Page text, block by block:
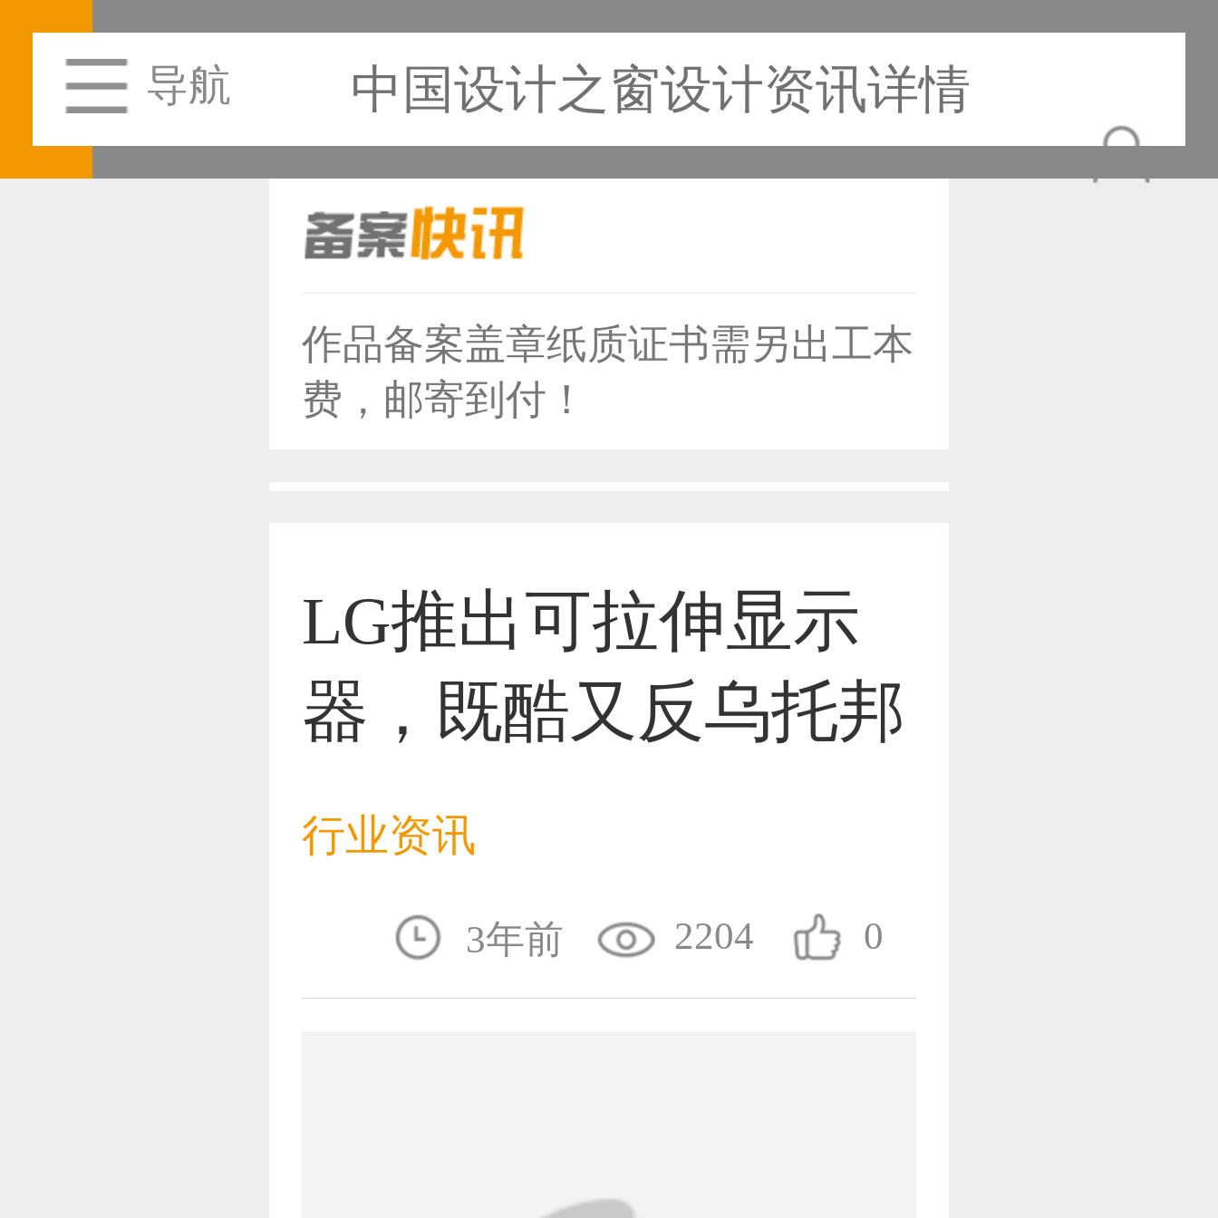
导航 中国设计之窗设计资讯详情
恭喜131****1475用户作品已成功备案！
恭喜133****8874用户作品已成功备案！
恭喜133****9020用户作品已成功备案！
恭喜150****6483用户作品已成功备案！
作品备案盖章纸质证书需另出工本
费，邮寄到付！
LG推出可拉伸显示
器，既酷又反乌托邦
行业资讯
3年前 2204 0